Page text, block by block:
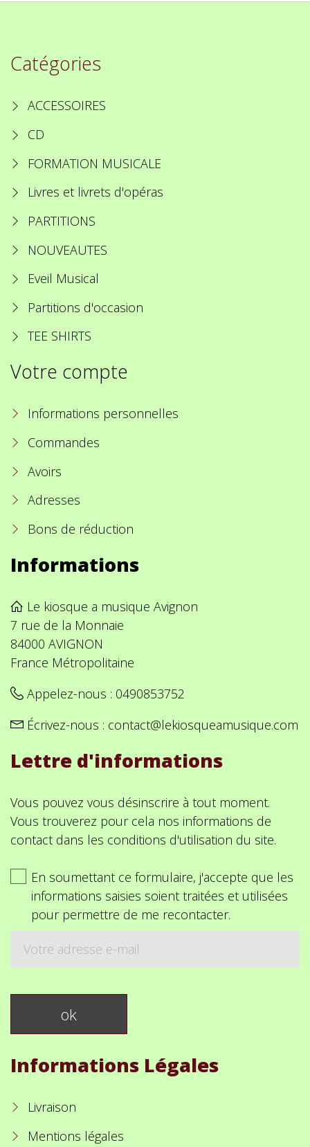
Catégories
ACCESSOIRES
CD
FORMATION MUSICALE
Livres et livrets d'opéras
PARTITIONS
NOUVEAUTES
Eveil Musical
Partitions d'occasion
TEE SHIRTS
Votre compte
Informations personnelles
Commandes
Avoirs
Adresses
Bons de réduction
Informations
Le kiosque a musique Avignon
7 rue de la Monnaie
84000 AVIGNON
France Métropolitaine
Appelez-nous : 0490853752
Écrivez-nous : contact@lekiosqueamusique.com
Lettre d'informations
Vous pouvez vous désinscrire à tout moment.
Vous trouverez pour cela nos informations de
contact dans les conditions d'utilisation du site.
En soumettant ce formulaire, j'accepte que les
informations saisies soient traitées et utilisées
pour permettre de me recontacter.
Informations Légales
Livraison
Mentions légales